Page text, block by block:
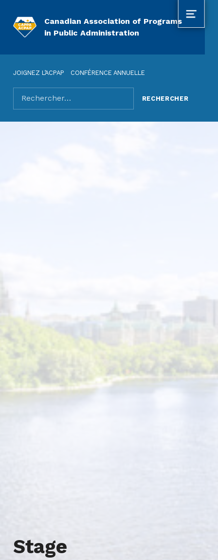
Canadian Association of Programs
in Public Administration
JOIGNEZ L’ACPAP CONFÉRENCE ANNUELLE
Rechercher pour :
MENU
Tag:
Stage